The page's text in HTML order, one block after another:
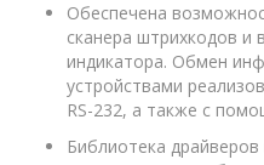
Обеспечена
сканера штрихкодов
индикатора. Обмен
устройствами
RS-232, а также с
Библиотека